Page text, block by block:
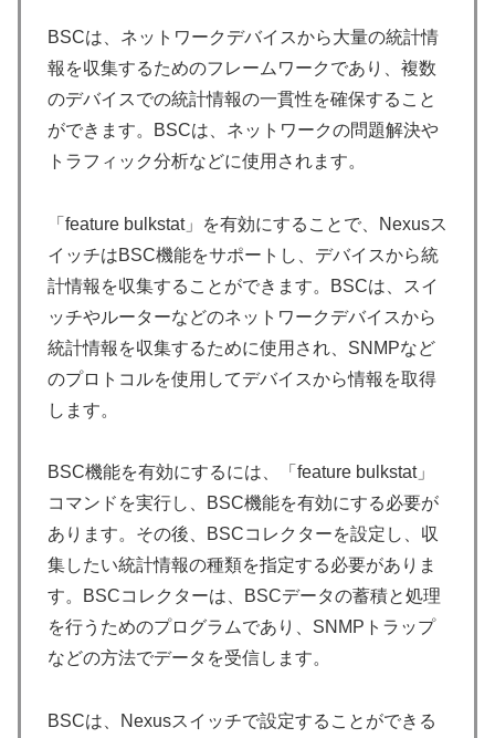
BSCは、ネットワークデバイスから大量の統計情
報を収集するためのフレームワークであり、複数
のデバイスでの統計情報の一貫性を確保すること
ができます。BSCは、ネットワークの問題解決や
トラフィック分析などに使用されます。
「feature bulkstat」を有効にすることで、Nexusス
イッチはBSC機能をサポートし、デバイスから統
計情報を収集することができます。BSCは、スイ
ッチやルーターなどのネットワークデバイスから
統計情報を収集するために使用され、SNMPなど
のプロトコルを使用してデバイスから情報を取得
します。
BSC機能を有効にするには、「feature bulkstat」
コマンドを実行し、BSC機能を有効にする必要が
あります。その後、BSCコレクターを設定し、収
集したい統計情報の種類を指定する必要がありま
す。BSCコレクターは、BSCデータの蓄積と処理
を行うためのプログラムであり、SNMPトラップ
などの方法でデータを受信します。
BSCは、Nexusスイッチで設定することができる